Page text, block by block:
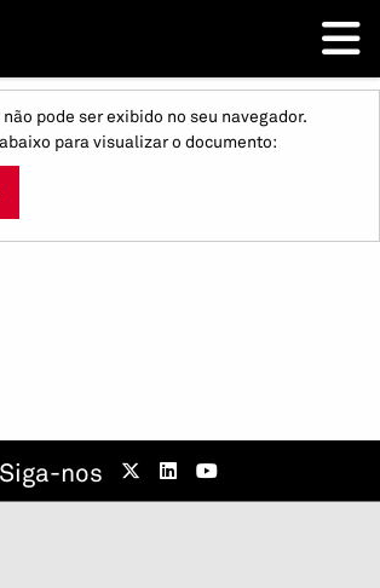
pode ser exibido no seu navegador.
para visualizar o documento:
Siga-nos